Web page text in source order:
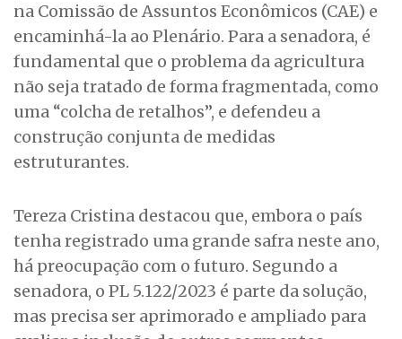
na Comissão de Assuntos Econômicos (CAE) e
encaminhá-la ao Plenário. Para a senadora, é
fundamental que o problema da agricultura
não seja tratado de forma fragmentada, como
uma “colcha de retalhos”, e defendeu a
construção conjunta de medidas
estruturantes.
Tereza Cristina destacou que, embora o país
tenha registrado uma grande safra neste ano,
há preocupação com o futuro. Segundo a
senadora, o PL 5.122/2023 é parte da solução,
mas precisa ser aprimorado e ampliado para